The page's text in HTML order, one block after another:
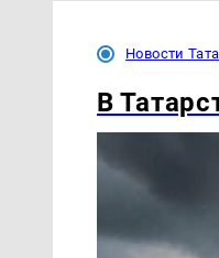
Новости
В